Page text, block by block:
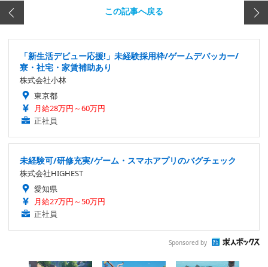
この記事へ戻る
「新生活デビュー応援!」未経験採用枠/ゲームデバッカー/
寮・社宅・家賃補助あり
株式会社小林
東京都
月給28万円～60万円
正社員
未経験可/研修充実/ゲーム・スマホアプリのバグチェック
株式会社HIGHEST
愛知県
月給27万円～50万円
正社員
Sponsored by